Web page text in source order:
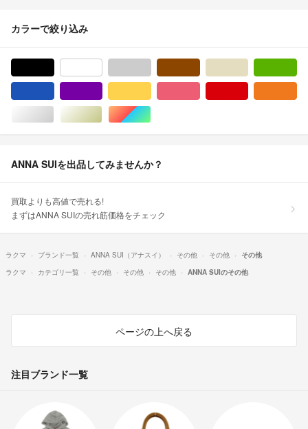
カラーで絞り込み
シルバー/銀色系ゴールド/金色系マルチカラー
ANNA SUIを出品してみませんか？
買取よりも高値で売れる!
まずはANNA SUIの売れ筋価格をチェック
ラクマ ブランド一覧 ANNA SUI（アナスイ） その他 その他
その他
ラクマ
カテゴリ一覧 その他 その他 その他 ANNA SUIのその他
ページの上へ戻る
注目ブランド一覧